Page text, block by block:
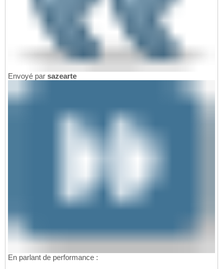
Envoyé par sazearte
En parlant de performance :